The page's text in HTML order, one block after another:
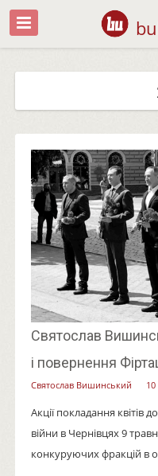
Святослав
і повернення
Святослав Вишинський
Акції покладання квітів
війни в Чернівцях 9
конкуруючих фракцій в